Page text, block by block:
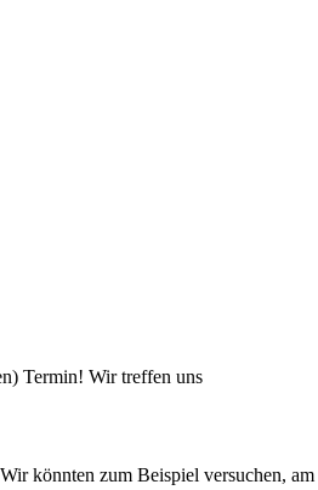
Termin! Wir treffen uns
könnten zum Beispiel versuchen, am